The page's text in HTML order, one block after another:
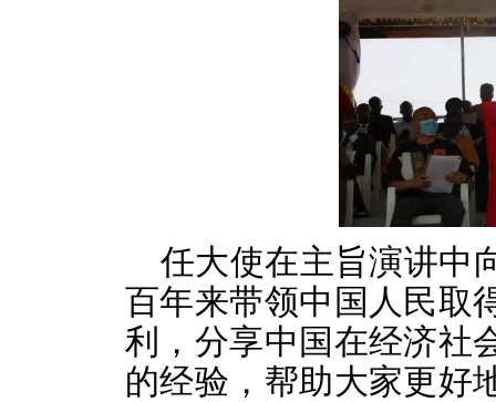
任大使在主旨演讲中
百年来带领中国人民取
利，分享中国在经济社
的经验，帮助大家更好